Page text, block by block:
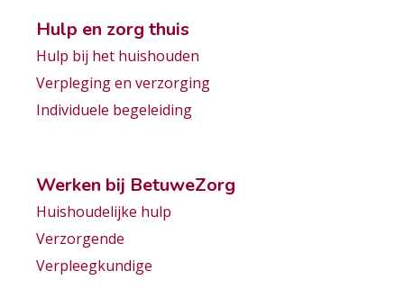
Hulp en zorg thuis
Hulp bij het huishouden
Verpleging en verzorging
Individuele begeleiding
Werken bij BetuweZorg
Huishoudelijke hulp
Verzorgende
Verpleegkundige